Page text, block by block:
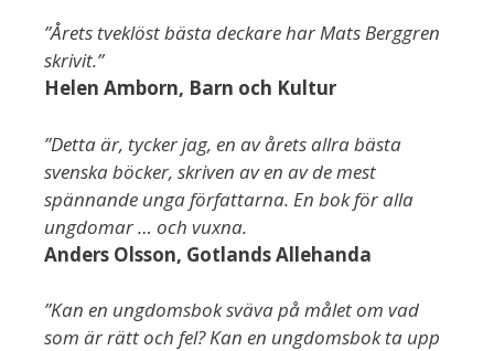
”Årets tveklöst bästa deckare har Mats Berggren
skrivit.”
Helen Amborn, Barn och Kultur
”Detta är, tycker jag, en av årets allra bästa
svenska böcker, skriven av en av de mest
spännande unga författarna. En bok för alla
ungdomar … och vuxna.
Anders Olsson, Gotlands Allehanda
”Kan en ungdomsbok sväva på målet om vad
som är rätt och fel? Kan en ungdomsbok ta upp